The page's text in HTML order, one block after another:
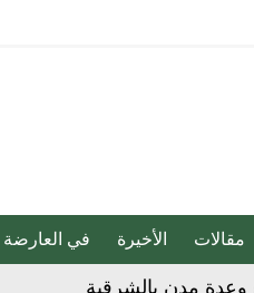
مقالات الأخيرة في العارضة